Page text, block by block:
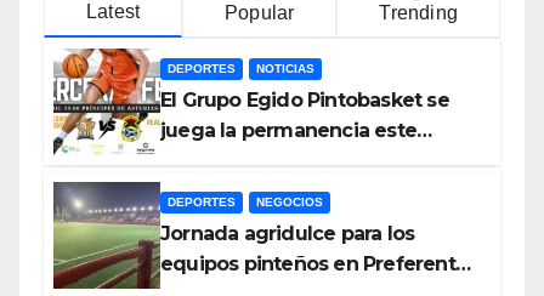
Latest Popular Trending
DEPORTES NOTICIAS
El Grupo Egido Pintobasket se
juega la permanencia este
Asturias
DEPORTES NEGOCIOS
Jornada agridulce para los
equipos pinteños en Preferente